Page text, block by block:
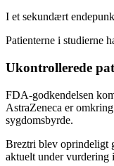
I et sekundært
Patienterne i studierne
Ukontrollerede
FDA-godkendelsen
AstraZeneca er
sygdomsbyrde.
Breztri blev oprindeligt
aktuelt under vurdering